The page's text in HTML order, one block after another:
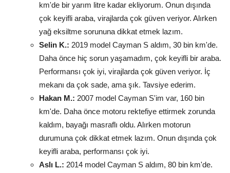
km'de bir yarım litre kadar ekliyorum. Onun dışında
çok keyifli araba, virajlarda çok güven veriyor. Alırken
yağ eksiltme sorununa dikkat etmek lazım.
Selin K.: 2019 model Cayman S aldım, 30 bin km'de.
Daha önce hiç sorun yaşamadım, çok keyifli bir araba.
Performansı çok iyi, virajlarda çok güven veriyor. İç
mekanı da çok sade, ama şık. Tavsiye ederim.
Hakan M.: 2007 model Cayman S'im var, 160 bin
km'de. Daha önce motoru rektefiye ettirmek zorunda
kaldım, bayağı masraflı oldu. Alırken motorun
durumuna çok dikkat etmek lazım. Onun dışında çok
keyifli araba, performansı çok iyi.
Aslı L.: 2014 model Cayman S aldım, 80 bin km'de.